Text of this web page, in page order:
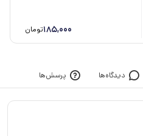
185,000تومان
دیدگاه‌ها پرسش‌ها